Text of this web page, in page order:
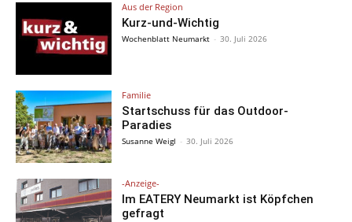
Aus der Region
Kurz-und-Wichtig
Wochenblatt Neumarkt - 30. Juli 2026
Familie
Startschuss für das Outdoor-
Paradies
Susanne Weigl - 30. Juli 2026
-Anzeige-
Im EATERY Neumarkt ist Köpfchen
gefragt